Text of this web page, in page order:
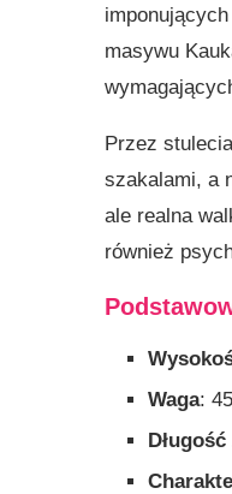
masywu
Przez
szakalami, a
ale realna
również
Waga: